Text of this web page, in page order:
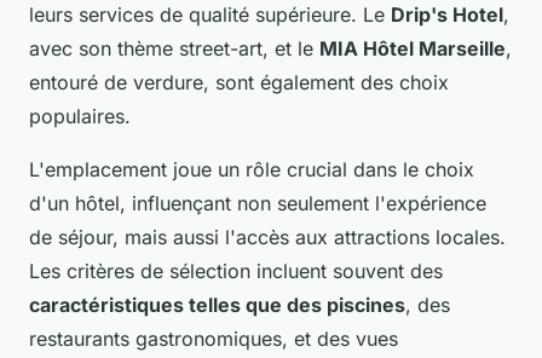
leurs services de qualité supérieure. Le Drip's Hotel,
avec son thème street-art, et le MIA Hôtel Marseille,
entouré de verdure, sont également des choix
populaires.
L'emplacement joue un rôle crucial dans le choix
d'un hôtel, influençant non seulement l'expérience
de séjour, mais aussi l'accès aux attractions locales.
Les critères de sélection incluent souvent des
caractéristiques telles que des piscines, des
restaurants gastronomiques, et des vues